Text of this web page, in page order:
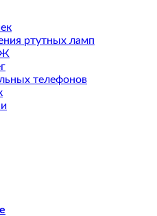
ртутных ламп
телефонов